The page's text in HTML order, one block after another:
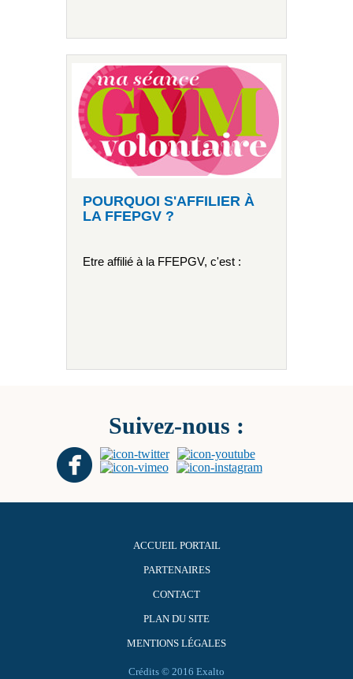
POURQUOI S'AFFILIER À
LA FFEPGV ?
Etre affilié à la FFEPGV, c'est :
Suivez-nous :
ACCUEIL PORTAIL
PARTENAIRES
CONTACT
PLAN DU SITE
MENTIONS LÉGALES
Crédits © 2016 Exalto